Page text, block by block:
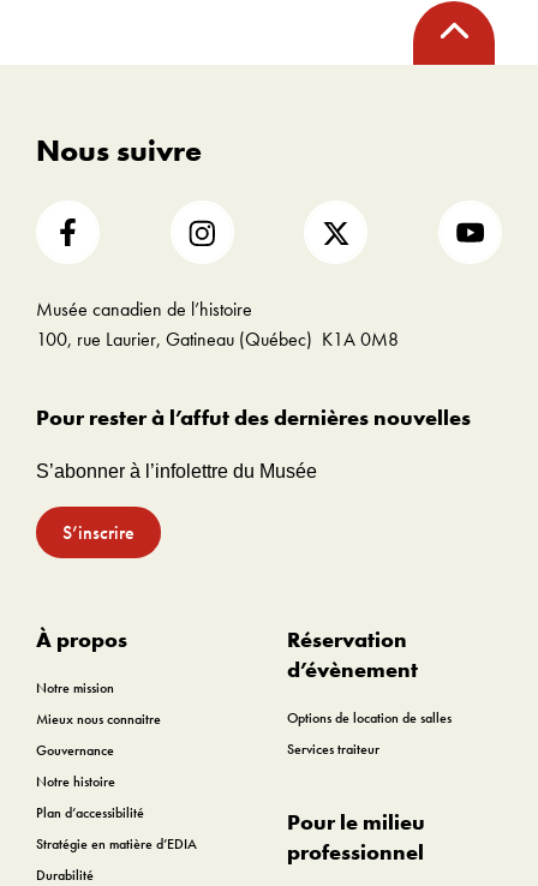
Retour
en
Nous suivre
Musée canadien de l’histoire
100, rue Laurier, Gatineau (Québec) K1A 0M8
Pour rester à l’affut des dernières nouvelles
S’abonner à l’infolettre du Musée
S’inscrire
À propos
Notre mission
Mieux nous connaitre
Gouvernance
Notre histoire
Plan d’accessibilité
Stratégie en matière d’EDIA
Durabilité
Réservation
d’évènement
Options de location de salles
Services traiteur
Pour le milieu
professionnel